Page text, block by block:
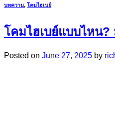
บทความ, โคมไฮเบย์
โคมไฮเบย์แบบไหน
Posted on June 27, 2025 by